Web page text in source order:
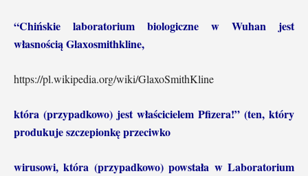
“Chińskie laboratorium biologiczne w Wuhan jest
własnością Glaxosmithkline,
https://pl.wikipedia.org/wiki/GlaxoSmithKline
która (przypadkowo) jest właścicielem Pfizera!” (ten, który
produkuje szczepionkę przeciwko
wirusowi, która (przypadkowo) powstała w Laboratorium